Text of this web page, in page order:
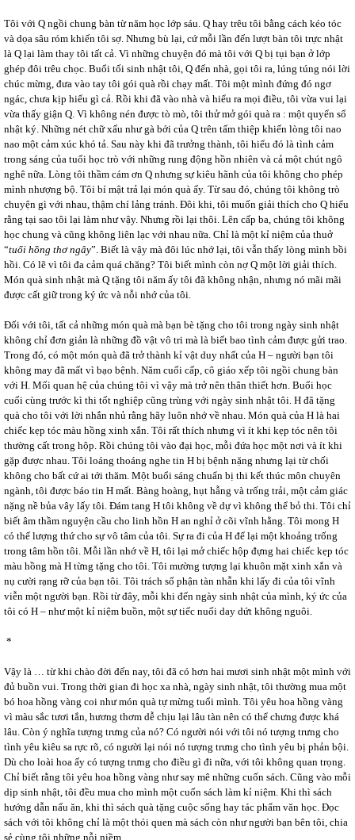
Tôi với Q ngồi chung bàn từ năm học lớp sáu. Q hay trêu tôi bằng cách kéo tóc
và dọa sâu róm khiến tôi sợ. Nhưng bù lại, cứ mỗi lần đến lượt bàn tôi trực nhật
là Q lại làm thay tôi tất cả. Vì những chuyện đó mà tôi với Q bị tụi bạn ở lớp
ghép đôi trêu chọc. Buổi tối sinh nhật tôi, Q đến nhà, gọi tôi ra, lúng túng nói lời
chúc mừng, đưa vào tay tôi gói quà rồi chạy mất. Tôi một mình đứng đó ngơ
ngác, chưa kịp hiểu gì cả. Rồi khi đã vào nhà và hiểu ra mọi điều, tôi vừa vui lại
vừa thấy giận Q. Vì không nén được tò mò, tôi thử mở gói quà ra : một quyển sổ
nhật ký. Những nét chữ xấu như gà bới của Q trên tấm thiệp khiến lòng tôi nao
nao một cảm xúc khó tả. Sau này khi đã trưởng thành, tôi hiểu đó là tình cảm
trong sáng của tuổi học trò với những rung động hồn nhiên và cả một chút ngô
nghê nữa. Lòng tôi thầm cám ơn Q nhưng sự kiêu hãnh của tôi không cho phép
mình nhượng bộ. Tôi bí mật trả lại món quà ấy. Từ sau đó, chúng tôi không trò
chuyện gì với nhau, thậm chí lảng tránh. Đôi khi, tôi muốn giải thích cho Q hiểu
rằng tại sao tôi lại làm như vậy. Nhưng rồi lại thôi. Lên cấp ba, chúng tôi không
học chung và cũng không liên lạc với nhau nữa. Chỉ là một kỉ niệm của thuở
“tuổi hồng thơ ngây”. Biết là vậy mà đôi lúc nhớ lại, tôi vẫn thấy lòng mình bồi
hồi. Có lẽ vì tôi đa cảm quá chăng? Tôi biết mình còn nợ Q một lời giải thích.
Món quà sinh nhật mà Q tặng tôi năm ấy tôi đã không nhận, nhưng nó mãi mãi
được cất giữ trong ký ức và nỗi nhớ của tôi.
Đối với tôi, tất cả những món quà mà bạn bè tặng cho tôi trong ngày sinh nhật
không chỉ đơn giản là những đồ vật vô tri mà là biết bao tình cảm được gửi trao.
Trong đó, có một món quà đã trở thành kỉ vật duy nhất của H – người bạn tôi
không may đã mất vì bạo bệnh. Năm cuối cấp, cô giáo xếp tôi ngồi chung bàn
với H. Mối quan hệ của chúng tôi vì vậy mà trở nên thân thiết hơn. Buổi học
cuối cùng trước kì thi tốt nghiệp cũng trùng với ngày sinh nhật tôi. H đã tặng
quà cho tôi với lời nhắn nhủ rằng hãy luôn nhớ về nhau. Món quà của H là hai
chiếc kẹp tóc màu hồng xinh xắn. Tôi rất thích nhưng vì ít khi kẹp tóc nên tôi
thường cất trong hộp. Rồi chúng tôi vào đại học, mỗi đứa học một nơi và ít khi
gặp được nhau. Tôi loáng thoáng nghe tin H bị bệnh nặng nhưng lại từ chối
không cho bất cứ ai tới thăm. Một buổi sáng chuẩn bị thi kết thúc môn chuyên
ngành, tôi được báo tin H mất. Bàng hoàng, hụt hẫng và trống trải, một cảm giác
nặng nề bủa vây lấy tôi. Đám tang H tôi không về dự vì không thể bỏ thi. Tôi chỉ
biết âm thầm nguyện cầu cho linh hồn H an nghỉ ở cõi vĩnh hằng. Tôi mong H
có thể lượng thứ cho sự vô tâm của tôi. Sự ra đi của H để lại một khoảng trống
trong tâm hồn tôi. Mỗi lần nhớ về H, tôi lại mở chiếc hộp đựng hai chiếc kẹp tóc
màu hồng mà H từng tặng cho tôi. Tôi mường tượng lại khuôn mặt xinh xắn và
nụ cười rạng rỡ của bạn tôi. Tôi trách số phận tàn nhẫn khi lấy đi của tôi vĩnh
viễn một người bạn. Rồi từ đây, mỗi khi đến ngày sinh nhật của mình, ký ức của
tôi có H – như một kỉ niệm buồn, một sự tiếc nuối day dứt không nguôi.
*
Vậy là … từ khi chào đời đến nay, tôi đã có hơn hai mươi sinh nhật một mình với
đủ buồn vui. Trong thời gian đi học xa nhà, ngày sinh nhật, tôi thường mua một
bó hoa hồng vàng coi như món quà tự mừng tuổi mình. Tôi yêu hoa hồng vàng
vì màu sắc tươi tắn, hương thơm dễ chịu lại lâu tàn nên có thể chưng được khá
lâu. Còn ý nghĩa tượng trưng của nó? Có người nói với tôi nó tượng trưng cho
tình yêu kiêu sa rực rõ, có người lại nói nó tượng trưng cho tình yêu bị phản bội.
Dù cho loài hoa ấy có tượng trưng cho điều gì đi nữa, với tôi không quan trọng.
Chỉ biết rằng tôi yêu hoa hồng vàng như say mê những cuốn sách. Cũng vào mỗi
dịp sinh nhật, tôi đều mua cho mình một cuốn sách làm kỉ niệm. Khi thì sách
hướng dẫn nấu ăn, khi thì sách quà tặng cuộc sống hay tác phẩm văn học. Đọc
sách với tôi không chỉ là một thói quen mà sách còn như người bạn bên tôi, chia
sẻ cùng tôi những nỗi niềm.